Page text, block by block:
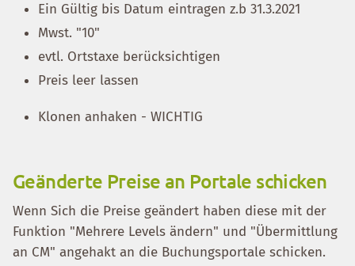
Ein Gültig bis Datum eintragen z.b 31.3.2021
Mwst. "10"
evtl. Ortstaxe berücksichtigen
Preis leer lassen
Klonen anhaken - WICHTIG
Geänderte Preise an Portale schicken
Wenn Sich die Preise geändert haben diese mit der
Funktion "Mehrere Levels ändern" und "Übermittlung
an CM" angehakt an die Buchungsportale schicken.